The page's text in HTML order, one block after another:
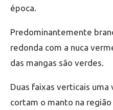
época.
Predominantemente
redonda com a nuca
das mangas são verdes.
Duas faixas verticais
cortam o manto na região